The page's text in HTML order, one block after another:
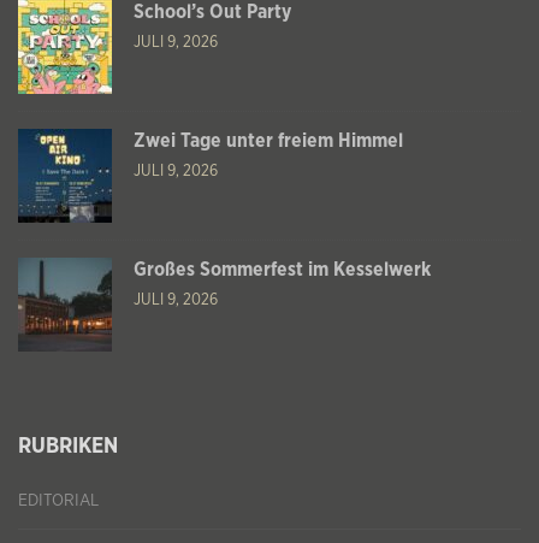
School’s Out Party
JULI 9, 2026
Zwei Tage unter freiem Himmel
JULI 9, 2026
Großes Sommerfest im Kesselwerk
JULI 9, 2026
RUBRIKEN
EDITORIAL